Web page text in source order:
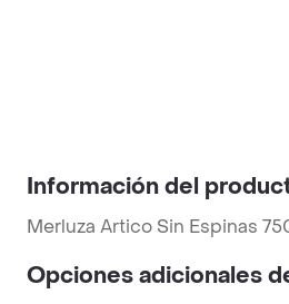
Información del
Merluza Artico Sin Espinas
Opciones adicionales